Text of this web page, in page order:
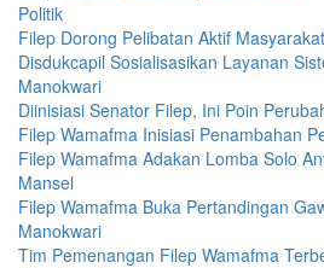
Politik
Filep Dorong Pelibatan Aktif
Disdukcapil Sosialisasikan Layanan
Manokwari
Diinisiasi Senator Filep, Ini Poin
Filep Wamafma Inisiasi Penambahan
Filep Wamafma Adakan Lomba Solo
Mansel
Filep Wamafma Buka Pertandingan
Manokwari
Tim Pemenangan Filep Wamafma